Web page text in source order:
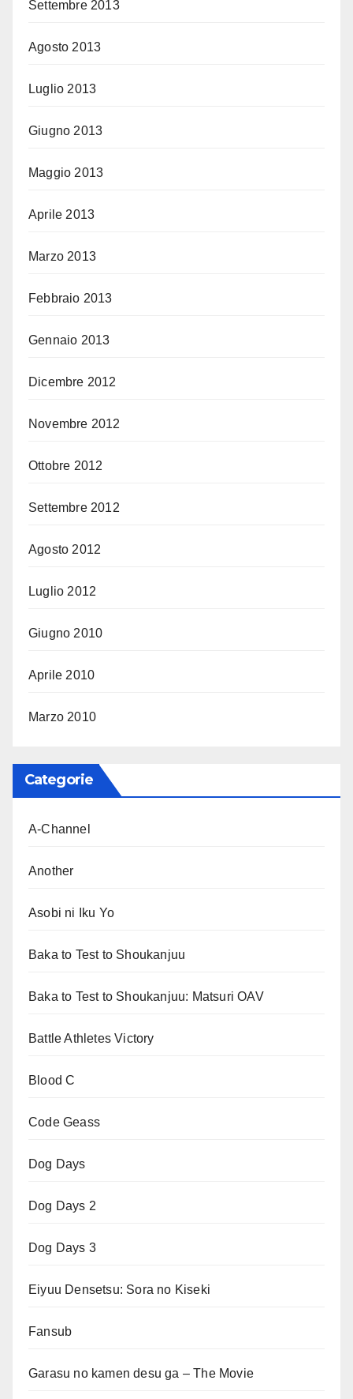
Settembre 2013
Agosto 2013
Luglio 2013
Giugno 2013
Maggio 2013
Aprile 2013
Marzo 2013
Febbraio 2013
Gennaio 2013
Dicembre 2012
Novembre 2012
Ottobre 2012
Settembre 2012
Agosto 2012
Luglio 2012
Giugno 2010
Aprile 2010
Marzo 2010
Categorie
A-Channel
Another
Asobi ni Iku Yo
Baka to Test to Shoukanjuu
Baka to Test to Shoukanjuu: Matsuri OAV
Battle Athletes Victory
Blood C
Code Geass
Dog Days
Dog Days 2
Dog Days 3
Eiyuu Densetsu: Sora no Kiseki
Fansub
Garasu no kamen desu ga – The Movie